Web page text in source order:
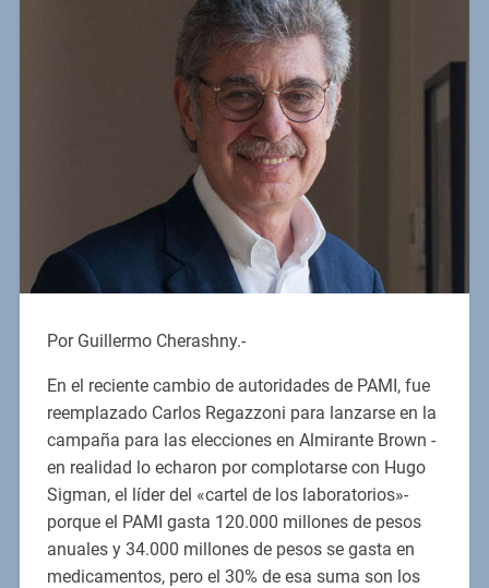
Por Guillermo Cherashny.-
En el reciente cambio de autoridades de PAMI, fue
reemplazado Carlos Regazzoni para lanzarse en la
campaña para las elecciones en Almirante Brown -
en realidad lo echaron por complotarse con Hugo
Sigman, el líder del «cartel de los laboratorios»-
porque el PAMI gasta 120.000 millones de pesos
anuales y 34.000 millones de pesos se gasta en
medicamentos, pero el 30% de esa suma son los